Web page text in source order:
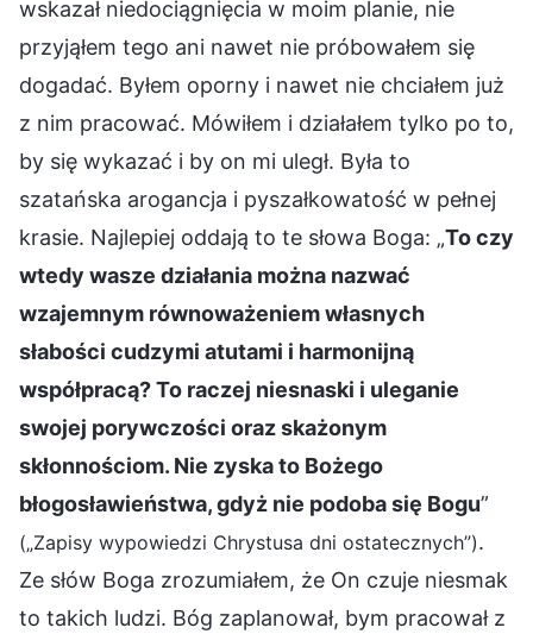
wskazał niedociągnięcia w moim planie, nie
przyjąłem tego ani nawet nie próbowałem się
dogadać. Byłem oporny i nawet nie chciałem już
z nim pracować. Mówiłem i działałem tylko po to,
by się wykazać i by on mi uległ. Była to
szatańska arogancja i pyszałkowatość w pełnej
krasie. Najlepiej oddają to te słowa Boga: „To czy
wtedy wasze działania można nazwać
wzajemnym równoważeniem własnych
słabości cudzymi atutami i harmonijną
współpracą? To raczej niesnaski i uleganie
swojej porywczości oraz skażonym
skłonnościom. Nie zyska to Bożego
błogosławieństwa, gdyż nie podoba się Bogu”
(„Zapisy wypowiedzi Chrystusa dni ostatecznych”).
Ze słów Boga zrozumiałem, że On czuje niesmak
to takich ludzi. Bóg zaplanował, bym pracował z